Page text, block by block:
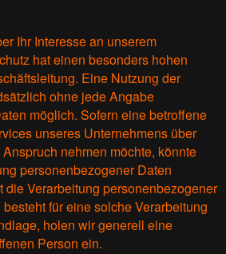
Ihr Interesse an unserem
hat einen besonders hohen
Eine Nutzung der
ohne jede Angabe
möglich. Sofern eine betroffene
unseres Unternehmens über
nehmen möchte, könnte
personenbezogener Daten
die Verarbeitung personenbezogener
für eine solche Verarbeitung
holen wir generell eine
Person ein.